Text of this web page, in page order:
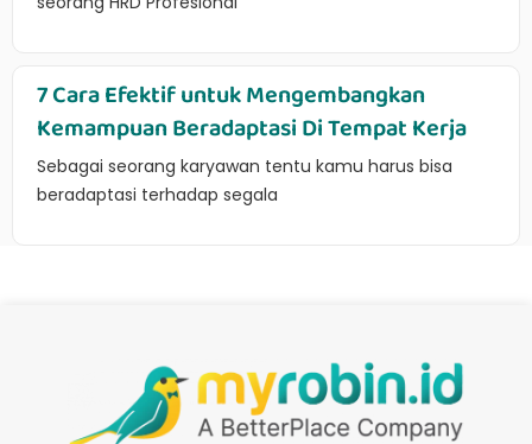
7 Cara Efektif untuk Mengembangkan
Kemampuan Beradaptasi Di Tempat Kerja
Sebagai seorang karyawan tentu kamu harus bisa
beradaptasi terhadap segala